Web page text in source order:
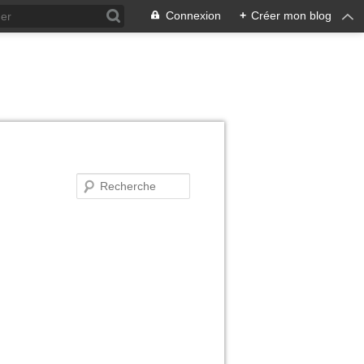
Connexion + Créer mon blog